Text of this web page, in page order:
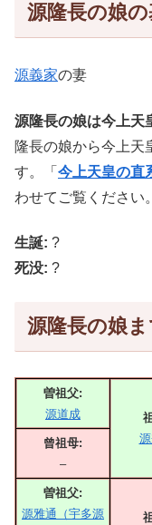
源隆長の娘
源義家の妻
源隆長の娘は今上天
隆長の娘から今上天
す。「 今上天皇の直
わせてご覧ください。
生誕: ?
死没: ?
源隆長の娘
曽祖父:
源道成
曾祖母:
–
曽祖父:
源雅通（宇多源